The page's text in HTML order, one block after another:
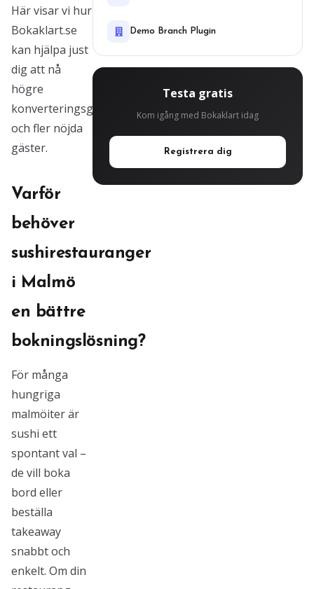
Här visar vi hur
Bokaklart.se
kan hjälpa just
dig att nå
högre
konverteringsgrad
och fler nöjda
gäster.
Varför
behöver
sushirestauranger
i Malmö
en bättre
bokningslösning?
För många
hungriga
malmöiter är
sushi ett
spontant val –
de vill boka
bord eller
beställa
takeaway
snabbt och
enkelt. Om din
Demo Branch Plugin
Testa gratis
Kom igång med Bokaklart idag
Registrera dig